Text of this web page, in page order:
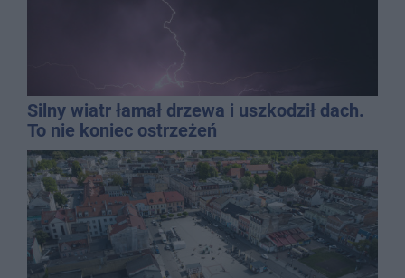
Silny wiatr łamał drzewa i uszkodził dach.
To nie koniec ostrzeżeń